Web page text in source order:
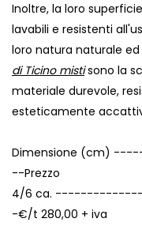
Inoltre, la loro
lavabili e resistenti
loro natura naturale
di Ticino mistisono la
materiale durevole,
esteticamente
Dimensione (cm)
--Prezzo
4/6 ca.
-€/t 280,00 + iva